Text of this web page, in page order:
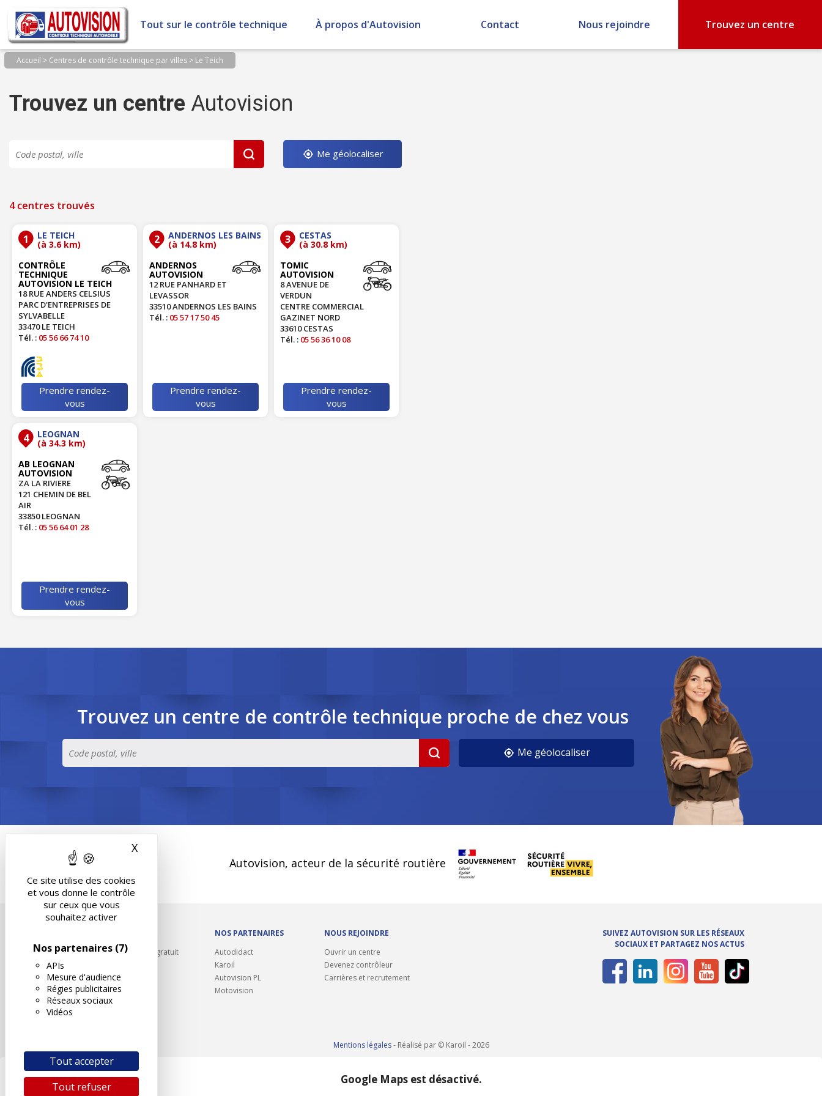
Panneau de gestion des cookies
Ce site utilise des cookies
et vous donne le contrôle
sur ceux que vous
souhaitez activer
Nos partenaires (7)
APIs
Mesure d'audience
Régies publicitaires
Réseaux sociaux
Vidéos
Tout accepter
Tout refuser
X
Tout sur le contrôle technique À propos d'Autovision Contact Nous rejoindre Trouvez un centre
Accueil > Centres de contrôle technique par villes> Le Teich
Trouvez un centre Autovision
Me géolocaliser
4 centres trouvés
1 LE TEICH
(à 3.6 km)
CONTRÔLE
TECHNIQUE
AUTOVISION LE TEICH
18 RUE ANDERS CELSIUS
PARC D'ENTREPRISES DE
SYLVABELLE
33470 LE TEICH
Tél. : 05 56 66 74 10
Prendre rendez-
vous
2 ANDERNOS LES BAINS
(à 14.8 km)
ANDERNOS
AUTOVISION
12 RUE PANHARD ET
LEVASSOR
33510 ANDERNOS LES BAINS
Tél. : 05 57 17 50 45
Prendre rendez-
vous
3 CESTAS
(à 30.8 km)
TOMIC
AUTOVISION
8 AVENUE DE
VERDUN
CENTRE COMMERCIAL
GAZINET NORD
33610 CESTAS
Tél. : 05 56 36 10 08
Prendre rendez-
vous
4 LEOGNAN
(à 34.3 km)
AB LEOGNAN
AUTOVISION
ZA LA RIVIERE
121 CHEMIN DE BEL
AIR
33850 LEOGNAN
Tél. : 05 56 64 01 28
Prendre rendez-
vous
Trouvez un centre de contrôle technique proche de chez vous
Me géolocaliser
Autovision, acteur de la sécurité routière
Rappel contrôle technique gratuit
Partenariats/Remises
Liens utiles
Contact
Plan du site
NOS PARTENAIRES
Autodidact
Karoil
Autovision PL
Motovision
NOUS REJOINDRE
Ouvrir un centre
Devenez contrôleur
Carrières et recrutement
SUIVEZ AUTOVISION SUR LES RÉSEAUX
SOCIAUX ET PARTAGEZ NOS ACTUS
Mentions légales- Réalisé par © Karoil - 2026
Google Maps est désactivé.